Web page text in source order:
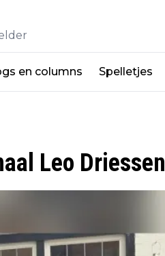
en columns Spelletjes
Leo Driessen